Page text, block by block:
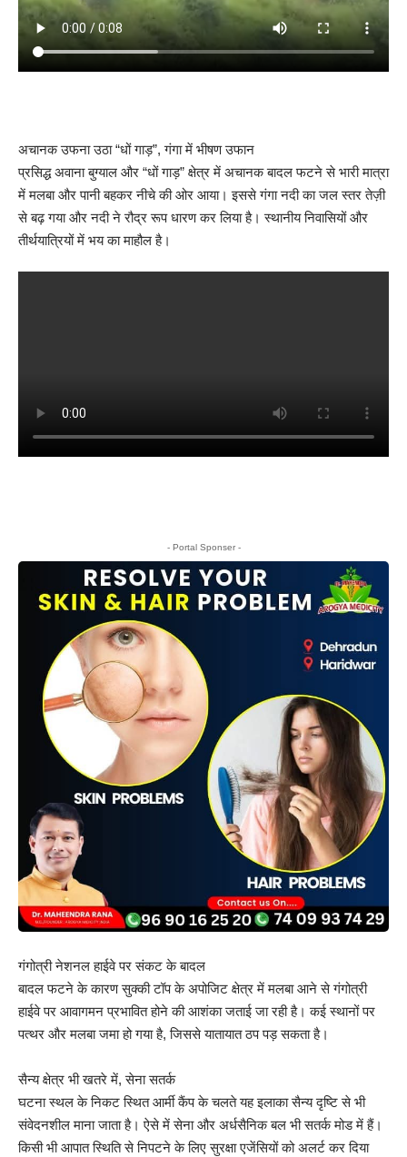
अचानक उफना उठा “धों गाड़”, गंगा में भीषण उफान
प्रसिद्ध अवाना बुग्याल और “धों गाड़” क्षेत्र में अचानक बादल फटने से भारी मात्रा
में मलबा और पानी बहकर नीचे की ओर आया। इससे गंगा नदी का जल स्तर तेज़ी
से बढ़ गया और नदी ने रौद्र रूप धारण कर लिया है। स्थानीय निवासियों और
तीर्थयात्रियों में भय का माहौल है।
- Portal Sponser -
गंगोत्री नेशनल हाईवे पर संकट के बादल
बादल फटने के कारण सुक्की टॉप के अपोजिट क्षेत्र में मलबा आने से गंगोत्री
हाईवे पर आवागमन प्रभावित होने की आशंका जताई जा रही है। कई स्थानों पर
पत्थर और मलबा जमा हो गया है, जिससे यातायात ठप पड़ सकता है।
सैन्य क्षेत्र भी खतरे में, सेना सतर्क
घटना स्थल के निकट स्थित आर्मी कैंप के चलते यह इलाका सैन्य दृष्टि से भी
संवेदनशील माना जाता है। ऐसे में सेना और अर्धसैनिक बल भी सतर्क मोड में हैं।
किसी भी आपात स्थिति से निपटने के लिए सुरक्षा एजेंसियों को अलर्ट कर दिया